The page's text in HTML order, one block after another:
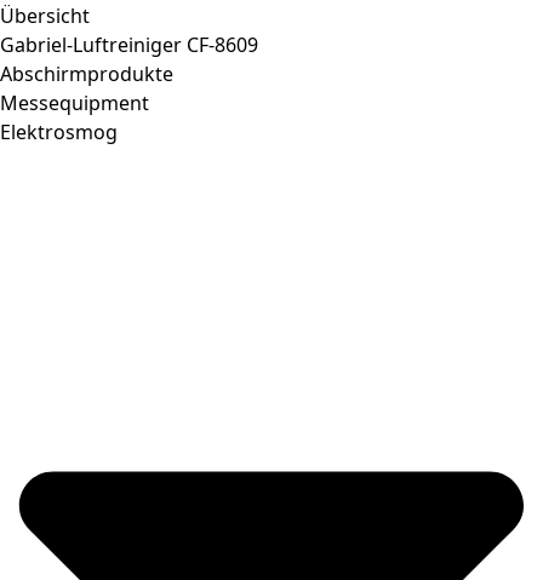
Übersicht
Gabriel-Luftreiniger CF-8609
Abschirmprodukte
Messequipment
Elektrosmog